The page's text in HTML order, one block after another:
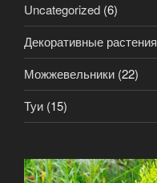
Uncategorized (6)
Декоративные растения
Можжевельники (22)
Туи (15)